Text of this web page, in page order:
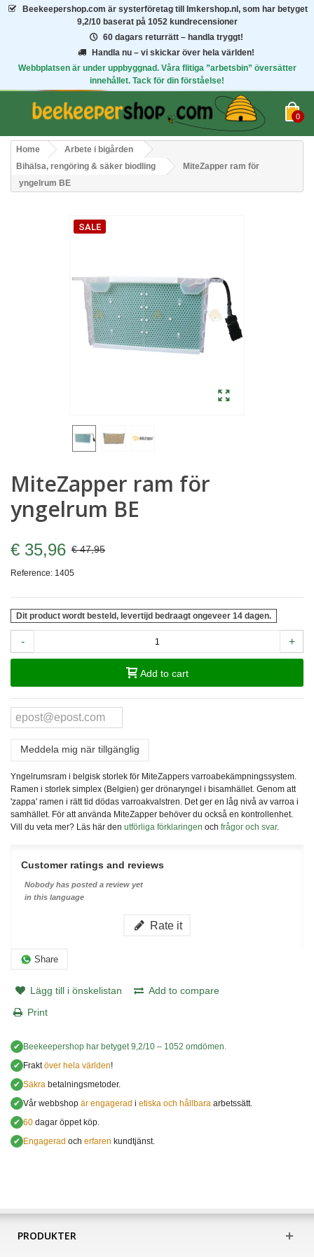
Beekeepershop.com är systerföretag till Imkershop.nl, som har betyget
9,2/10 baserat på 1052 kundrecensioner
60 dagars returrätt – handla tryggt!
Handla nu – vi skickar över hela världen!
Webbplatsen är under uppbyggnad. Våra flitiga ”arbetsbin” översätter
innehållet. Tack för din förståelse!
0
Home
Arbete i bigården
Bihälsa, rengöring & säker biodling
MiteZapper ram för
yngelrum BE
SALE
MiteZapper ram för
yngelrum BE
€ 35,96 € 47,95
Reference: 1405
Dit product wordt besteld, levertijd bedraagt ongeveer 14 dagen.
- +
Add to cart
Meddela mig när tillgänglig
Yngelrumsram i belgisk storlek för MiteZappers varroabekämpningssystem.
Ramen i storlek simplex (Belgien) ger drönaryngel i bisamhället. Genom att
'zappa' ramen i rätt tid dödas varroakvalstren. Det ger en låg nivå av varroa i
samhället. För att använda MiteZapper behöver du också en kontrollenhet.
Vill du veta mer? Läs här den utförliga förklaringen och frågor och svar.
Customer ratings and reviews
Nobody has posted a review yet
in this language
Rate it
Share
Lägg till i önskelistan
Add to compare
Print
✔ Beekeepershop har betyget9,2/10 – 1052 omdömen.
✔ Fraktöver hela världen!
✔ Säkra betalningsmetoder.
✔ Vår webbshop är engagerad i etiska och hållbara arbetssätt.
✔ 60 dagar öppet köp.
✔ Engagerad och erfaren kundtjänst.
PRODUKTER